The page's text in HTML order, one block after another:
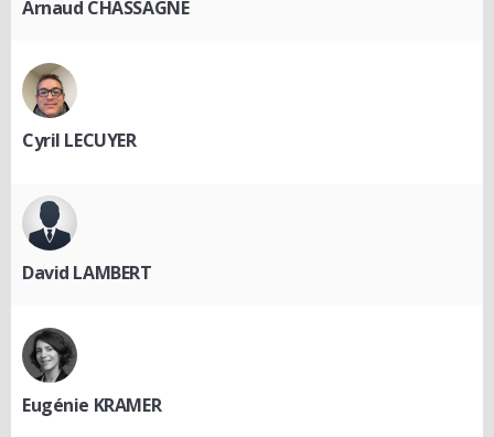
Arnaud CHASSAGNE
Cyril LECUYER
David LAMBERT
Eugénie KRAMER